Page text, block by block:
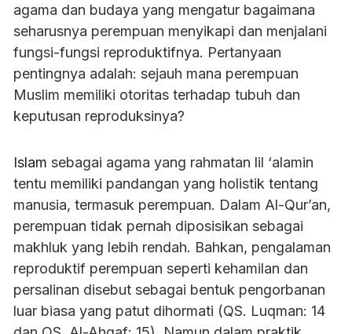
agama dan budaya yang mengatur bagaimana
seharusnya perempuan menyikapi dan menjalani
fungsi-fungsi reproduktifnya. Pertanyaan
pentingnya adalah: sejauh mana perempuan
Muslim memiliki otoritas terhadap tubuh dan
keputusan reproduksinya?
Islam sebagai agama yang rahmatan lil ‘alamin
tentu memiliki pandangan yang holistik tentang
manusia, termasuk perempuan. Dalam Al-Qur’an,
perempuan tidak pernah diposisikan sebagai
makhluk yang lebih rendah. Bahkan, pengalaman
reproduktif perempuan seperti kehamilan dan
persalinan disebut sebagai bentuk pengorbanan
luar biasa yang patut dihormati (QS. Luqman: 14